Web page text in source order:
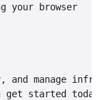
your browser
and manage
get started